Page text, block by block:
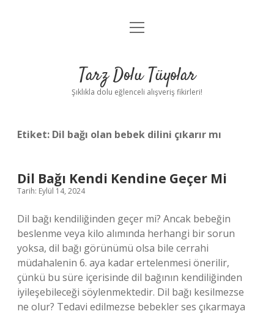
Anasayfa
Yasal Uyarı
menüyü
Tarz Dolu Tüyolar
Şıklıkla dolu eğlenceli alışveriş fikirleri!
Etiket: Dil bağı olan bebek dilini çıkarır mı
Dil Bağı Kendi Kendine Geçer Mi
Tarih: Eylül 14, 2024
Dil bağı kendiliğinden geçer mi? Ancak bebeğin
beslenme veya kilo alımında herhangi bir sorun
yoksa, dil bağı görünümü olsa bile cerrahi
müdahalenin 6. aya kadar ertelenmesi önerilir,
çünkü bu süre içerisinde dil bağının kendiliğinden
iyileşebileceği söylenmektedir. Dil bağı kesilmezse
ne olur? Tedavi edilmezse bebekler ses çıkarmaya